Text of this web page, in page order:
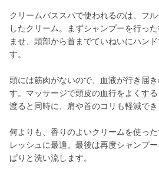
クリームバススパで使われるのは、フ
したクリーム。まずシャンプーを行っ
ませ、頭部から首までていねいにハン
す。
頭には筋肉がないので、血液が行き届
す。マッサージで頭皮の血行をよくす
渡ると同時に、肩や首のコリも軽減でき
何よりも、香りのよいクリームを使っ
レッシュに最適。最後は再度シャンプ
ぱりと洗い流します。